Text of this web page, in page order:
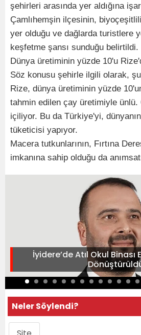
şehirleri arasında yer aldığına
Çamlıhemşin ilçesinin,
yer olduğu ve dağlarda turistlere
keşfetme şansı sunduğu belirtildi.
Dünya üretiminin yüzde 10'u
Söz konusu şehirle ilgili olarak,
Rize, dünya üretiminin yüzde
tahmin edilen çay üretimiyle ünlü.
içiliyor. Bu da Türkiye'yi,
tüketicisi yapıyor.
Macera tutkunlarının, Fırtına
imkanına sahip olduğu da
İyidere’de Atıl Okul
Neler Söylendi?